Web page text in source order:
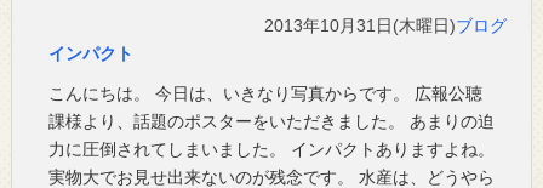
2013年10月31日(木曜日)ブログ
インパクト
こんにちは。 今日は、いきなり写真からです。 広報公聴
課様より、話題のポスターをいただきました。 あまりの迫
力に圧倒されてしまいました。 インパクトありますよね。
実物大でお見せ出来ないのが残念です。 水産は、どうやら